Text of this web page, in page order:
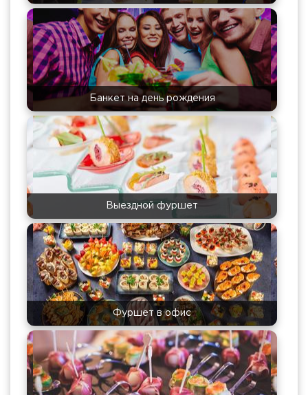
Банкет на день рождения
Выездной фуршет
Фуршет в офис